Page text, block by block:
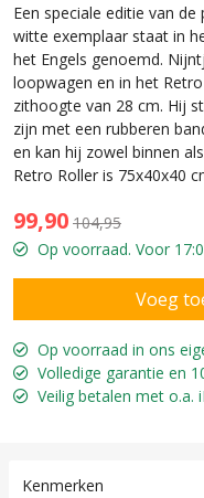
Een speciale editie van
witte exemplaar staat in
het Engels genoemd.
loopwagen en in het
zithoogte van 28 cm. Hij
zijn met een rubberen
en kan hij zowel binnen
Retro Roller is 75x40x40
99,90 104,95
Op voorraad. Voor
Op voorraad in ons
Volledige garantie en
Veilig betalen met o.a.
Kenmerken